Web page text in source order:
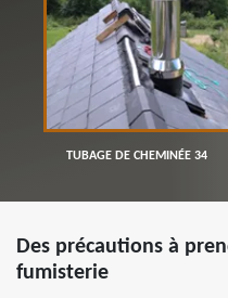
TUBAGE DE CHEMINÉE 34
Des précautions à
fumisterie